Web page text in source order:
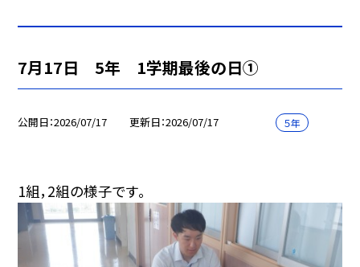
7月17日 5年 1学期最後の日①
公開日 2026/07/17 更新日 2026/07/17 ５年
1組，2組の様子です。